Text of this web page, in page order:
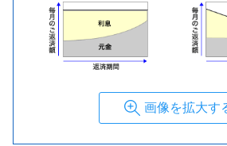
画像を拡大す